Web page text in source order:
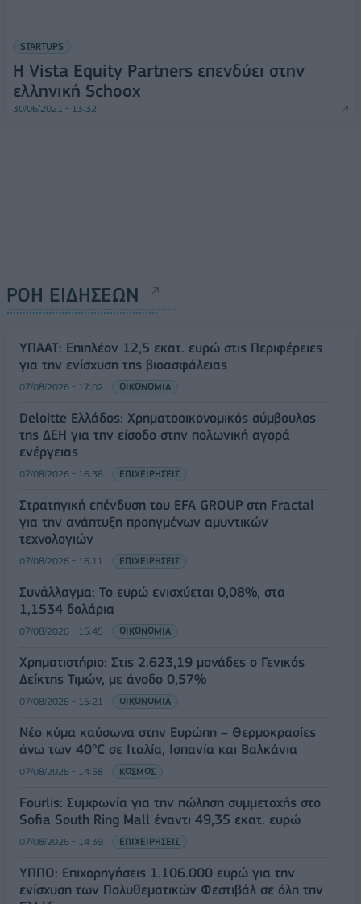
STARTUPS
Η Vista Equity Partners επενδύει στην
ελληνική Schoox
30/06/2021 - 13:32
ΡΟΗ ΕΙΔΗΣΕΩΝ
ΥΠΑΑΤ: Επιπλέον 12,5 εκατ. ευρώ στις Περιφέρειες
για την ενίσχυση της βιοασφάλειας
07/08/2026 - 17:02 ΟΙΚΟΝΟΜΙΑ
Deloitte Ελλάδος: Χρηματοοικονομικός σύμβουλος
της ΔΕΗ για την είσοδο στην πολωνική αγορά
ενέργειας
07/08/2026 - 16:38 ΕΠΙΧΕΙΡΗΣΕΙΣ
Στρατηγική επένδυση του EFA GROUP στη Fractal
για την ανάπτυξη προηγμένων αμυντικών
τεχνολογιών
07/08/2026 - 16:11 ΕΠΙΧΕΙΡΗΣΕΙΣ
Συνάλλαγμα: Το ευρώ ενισχύεται 0,08%, στα
1,1534 δολάρια
07/08/2026 - 15:45 ΟΙΚΟΝΟΜΙΑ
Χρηματιστήριο: Στις 2.623,19 μονάδες ο Γενικός
Δείκτης Τιμών, με άνοδο 0,57%
07/08/2026 - 15:21 ΟΙΚΟΝΟΜΙΑ
Νέο κύμα καύσωνα στην Ευρώπη – Θερμοκρασίες
άνω των 40°C σε Ιταλία, Ισπανία και Βαλκάνια
07/08/2026 - 14:58 ΚΟΣΜΟΣ
Fourlis: Συμφωνία για την πώληση συμμετοχής στο
Sofia South Ring Mall έναντι 49,35 εκατ. ευρώ
07/08/2026 - 14:39 ΕΠΙΧΕΙΡΗΣΕΙΣ
ΥΠΠΟ: Επιχορηγήσεις 1.106.000 ευρώ για την
ενίσχυση των Πολυθεματικών Φεστιβάλ σε όλη την